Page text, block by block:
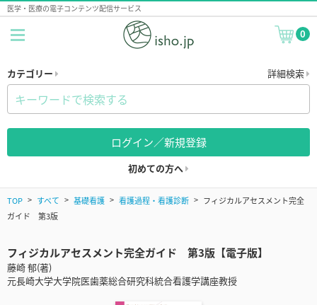
医学・医療の電子コンテンツ配信サービス
0
カテゴリー 詳細検索
ログイン／新規登録
初めての方へ
TOP すべて 基礎看護 看護過程・看護診断
フィジカルアセスメント完全
ガイド 第3版
フィジカルアセスメント完全ガイド 第3版【電子版】
藤崎 郁(著)
元長崎大学大学院医歯薬総合研究科統合看護学講座教授